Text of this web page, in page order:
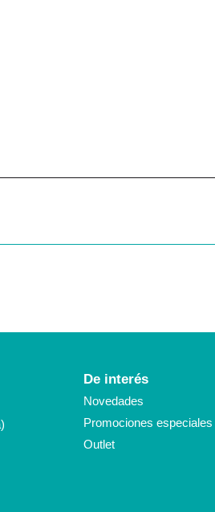
De interés
Novedades
Promociones especiales
Outlet